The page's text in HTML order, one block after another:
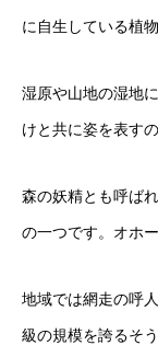
に自生している植物
湿原や山地の湿地
けと共に姿を表すの
森の妖精とも呼ば
の一つです。オホ
地域では網走の呼
級の規模を誇るそう